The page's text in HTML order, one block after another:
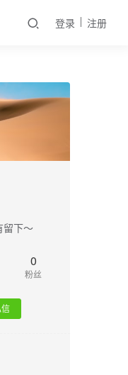
登录 注册
留下～
0
粉丝